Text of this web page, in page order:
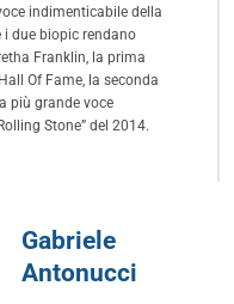
indimenticabile della
due biopic rendano
Franklin, la prima
Of Fame, la seconda
più grande voce
Stone” del 2014.
Gabriele
Antonucci